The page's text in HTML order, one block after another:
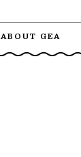
ABOUT GEA